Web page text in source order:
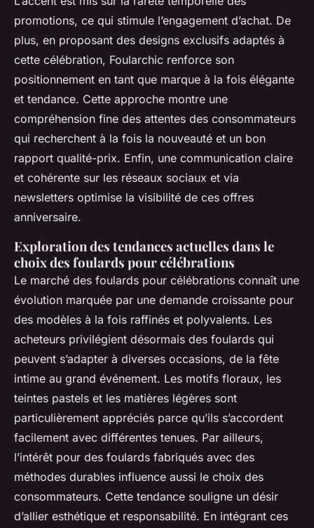
promotions, ce qui stimule l’engagement d’achat. De
plus, en proposant des designs exclusifs adaptés à
cette célébration, Foularchic renforce son
positionnement en tant que marque à la fois élégante
et tendance. Cette approche montre une
compréhension fine des attentes des consommateurs
qui recherchent à la fois la nouveauté et un bon
rapport qualité-prix. Enfin, une communication claire
et cohérente sur les réseaux sociaux et via
newsletters optimise la visibilité de ces offres
anniversaire.
Exploration des tendances actuelles dans le
choix des foulards pour célébrations
Le marché des foulards pour célébrations connaît une
évolution marquée par une demande croissante pour
des modèles à la fois raffinés et polyvalents. Les
acheteurs privilégient désormais des foulards qui
peuvent s’adapter à diverses occasions, de la fête
intime au grand événement. Les motifs floraux, les
teintes pastels et les matières légères sont
particulièrement appréciés parce qu’ils s’accordent
facilement avec différentes tenues. Par ailleurs,
l’intérêt pour des foulards fabriqués avec des
méthodes durables influence aussi le choix des
consommateurs. Cette tendance souligne un désir
d’allier esthétique et responsabilité. En intégrant ces